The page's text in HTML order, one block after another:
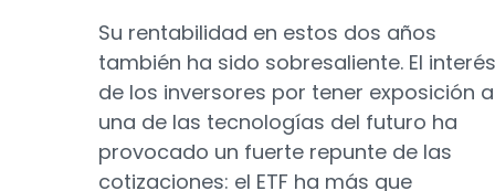
Su rentabilidad en estos dos años
también ha sido sobresaliente. El interés
de los inversores por tener exposición a
una de las tecnologías del futuro ha
provocado un fuerte repunte de las
cotizaciones: el ETF ha más que